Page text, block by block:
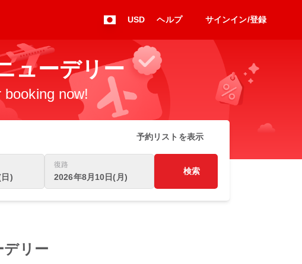
USD ヘルプ サインイン/登録
ューデリー
now!
予約リストを表示
)
復路
2026年8月10日(月)
検索
リー